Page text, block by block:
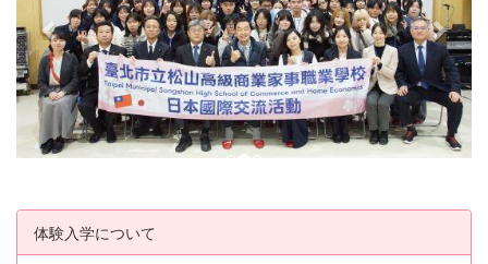
o
u
s
体験入学について